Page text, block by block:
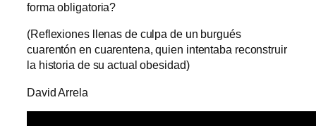
forma obligatoria?
(Reflexiones llenas de culpa de un burgués
cuarentón en cuarentena, quien intentaba reconstruir
la historia de su actual obesidad)
David Arrela